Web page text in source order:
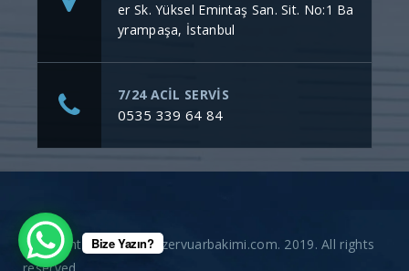
er Sk. Yüksel Emintaş San. Sit. No:1 Ba
yrampaşa, İstanbul
7/24 ACİL SERVİS
0535 339 64 84
Copyright © gommerezervuarbakimi.com. 2019. All rights
Bize Yazın?